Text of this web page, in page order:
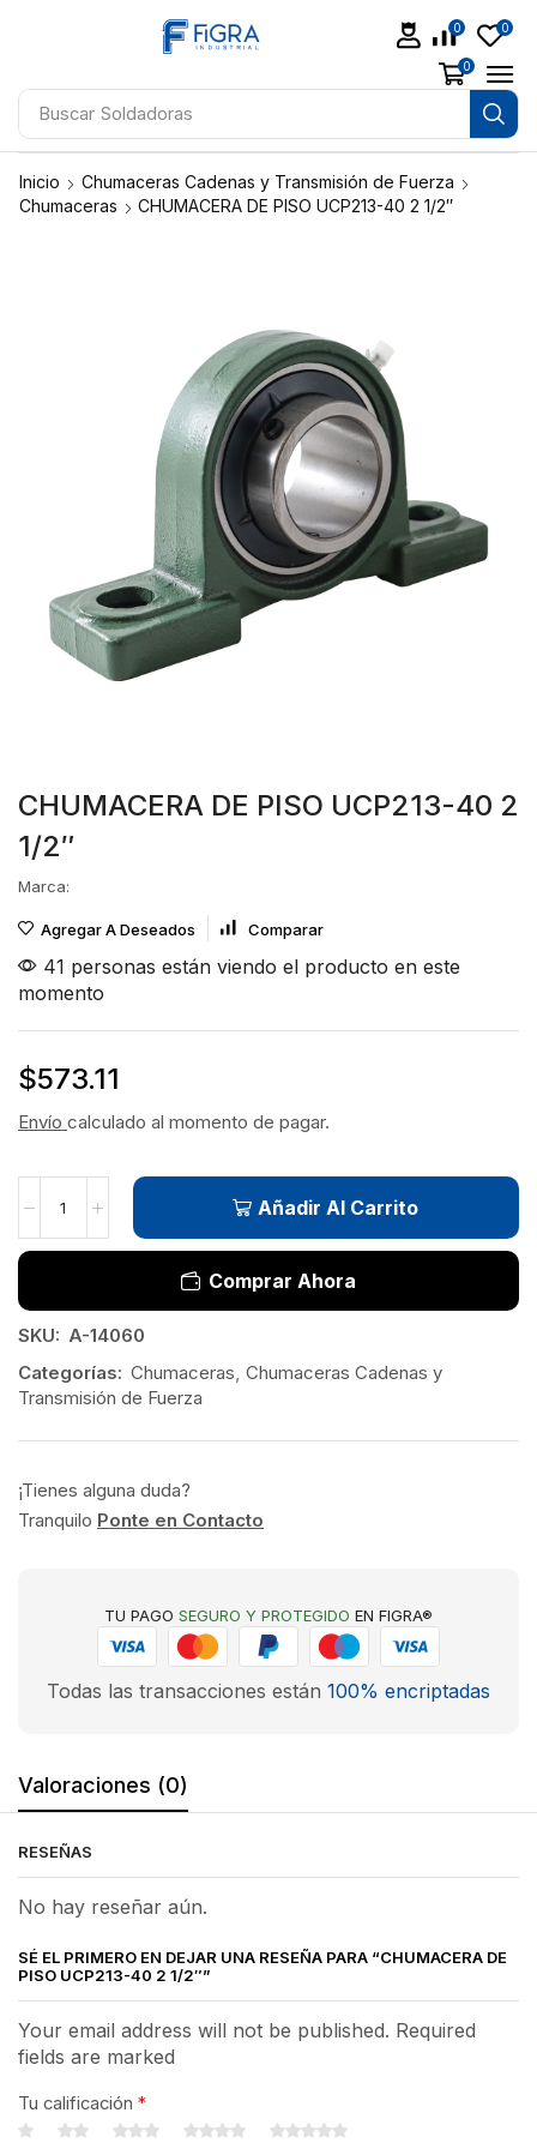
Buscar Soldadoras
0 0
0
Inicio
Chumaceras Cadenas y Transmisión de Fuerza
Chumaceras
CHUMACERA DE PISO UCP213-40 2 1/2″
CHUMACERA DE PISO UCP213-40 2
1/2″
Marca:
Agregar A Deseados Comparar
41 personas están viendo el producto en este
momento
$573.11
Envío calculado al momento de pagar.
Añadir Al Carrito
Comprar Ahora
SKU: A-14060
Categorías: Chumaceras, Chumaceras Cadenas y
Transmisión de Fuerza
¡Tienes alguna duda?
Tranquilo Ponte en Contacto
TU PAGO SEGURO Y PROTEGIDO EN FIGRA®
Todas las transacciones están 100% encriptadas
Valoraciones (0)
RESEÑAS
No hay reseñar aún.
SÉ EL PRIMERO EN DEJAR UNA RESEÑA PARA “CHUMACERA DE
PISO UCP213-40 2 1/2″”
Your email address will not be published. Required
fields are marked
Tu calificación *